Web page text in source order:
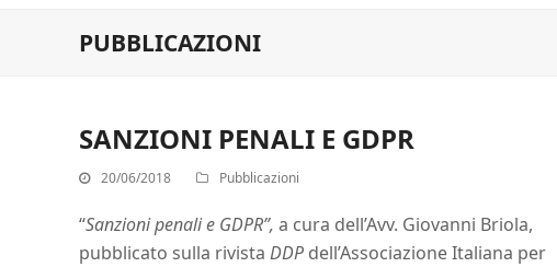
PUBBLICAZIONI
SANZIONI PENALI E GDPR
20/06/2018 Pubblicazioni
“Sanzioni penali e GDPR”, a cura dell’Avv. Giovanni Briola,
pubblicato sulla rivista DDP dell’Associazione Italiana per